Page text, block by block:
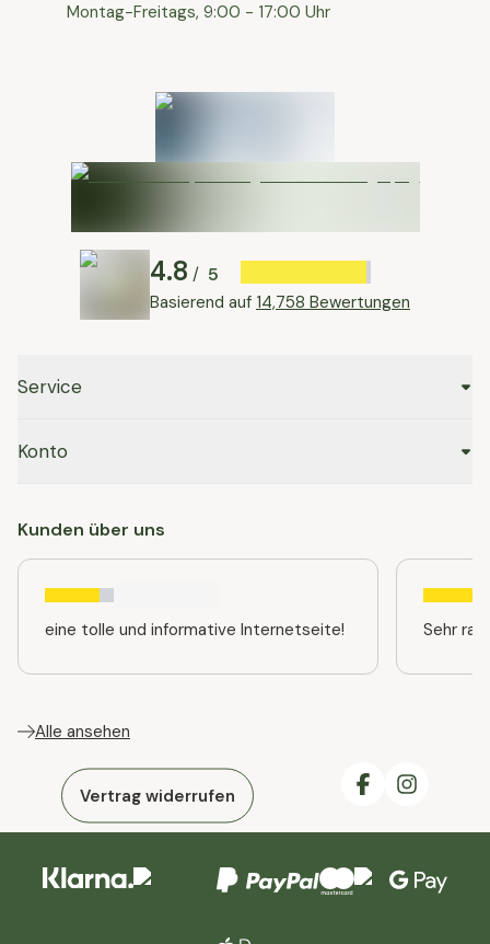
Montag-Freitags, 9:00 - 17:00 Uhr
4.8 / 5
Basierend auf 14,758 Bewertungen
Service
Konto
Kunden über uns
eine tolle und informative Internetseite! Sehr
Alle ansehen
Vertrag widerrufen